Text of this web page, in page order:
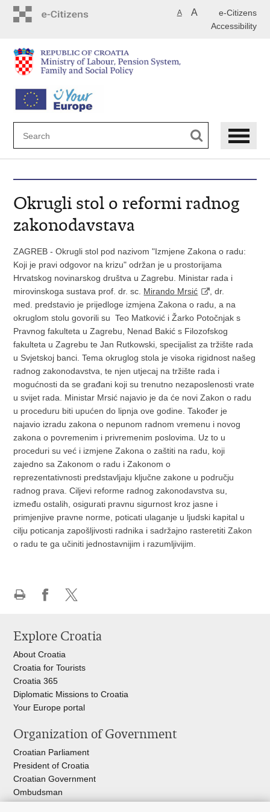
e-Citizens
A A
Accessibility
Okrugli stol o reformi radnog
zakonodavstava
ZAGREB - Okrugli stol pod nazivom "Izmjene Zakona o radu:
Koji je pravi odgovor na krizu" održan je u prostorijama
Hrvatskog novinarskog društva u Zagrebu. Ministar rada i
mirovinskoga sustava prof. dr. sc. Mirando Mrsić
, dr.
med. predstavio je prijedloge izmjena Zakona o radu, a na
okruglom stolu govorili su Teo Matković i Žarko Potočnjak s
Pravnog fakulteta u Zagrebu, Nenad Bakić s Filozofskog
fakulteta u Zagrebu te Jan Rutkowski, specijalist za tržište rada
u Svjetskoj banci. Tema okruglog stola je visoka rigidnost našeg
radnog zakonodavstva, te njen utjecaj na tržište rada i
mogućnosti da se građani koji su trenutno nezaposlenosti vrate
u svijet rada. Ministar Mrsić najavio je da će novi Zakon o radu
u proceduru biti upućen do lipnja ove godine. Također je
najavio izradu zakona o nepunom radnom vremenu i novog
zakona o povremenim i privremenim poslovima. Uz to u
proceduri su već i izmjene Zakona o zaštiti na radu, koji
zajedno sa Zakonom o radu i Zakonom o
reprezentativnosti predstavljaju ključne zakone u području
radnog prava. Ciljevi reforme radnog zakonodavstva su,
između ostalih, osigurati pravnu sigurnost kroz jasne i
primjenjive pravne norme, poticati ulaganje u ljudski kapital u
cilju poticanja zapošljivosti radnika i sadržajno rasteretiti Zakon
o radu te ga učiniti jednostavnijim i razumljivijim.
page
Facebook
X
Explore Croatia
About Croatia
Croatia for Tourists
Croatia 365
Diplomatic Missions to Croatia
Your Europe portal​
Organization of Government
Croatian Parliament
President of Croatia
Croatian Government
Ombudsman​